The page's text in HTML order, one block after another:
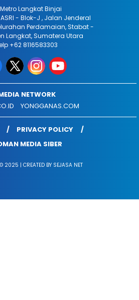
Metro Langkat Binjai
- Blok-J , Jalan Jenderal
Perdamaian, Stabat -
Langkat, Sumatera Utara
+62 8116583303
NETWORK
YONGGANAS.COM
PRIVACY POLICY
MEDIA SIBER
2025 | CREATED BY SEJASA NET